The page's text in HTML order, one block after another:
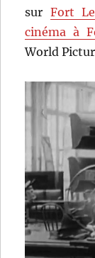
sur Fort
cinéma à
World